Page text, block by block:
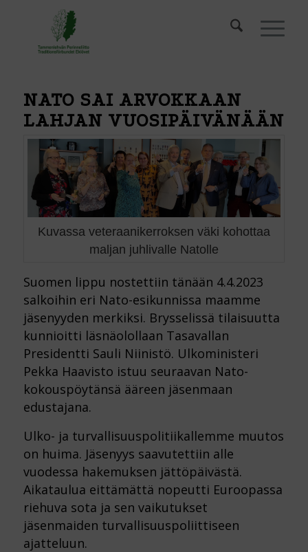
NATO SAI ARVOKKAAN
LAHJAN VUOSIPÄIVÄNÄÄN
Kuvassa veteraanikerroksen väki kohottaa
maljan juhlivalle Natolle
Suomen lippu nostettiin tänään 4.4.2023
salkoihin eri Nato-esikunnissa maamme
jäsenyyden merkiksi. Brysselissä tilaisuutta
kunnioitti läsnäolollaan Tasavallan
Presidentti Sauli Niinistö. Ulkoministeri
Pekka Haavisto istuu seuraavan Nato-
kokouspöytänsä ääreen jäsenmaan
edustajana.
Ulko- ja turvallisuuspolitiikallemme muutos
on huima. Jäsenyys saavutettiin alle
vuodessa hakemuksen jättöpäivästä.
Aikataulua eittämättä nopeutti Euroopassa
riehuva sota ja sen vaikutukset
jäsenmaiden turvallisuuspoliittiseen
ajatteluun.